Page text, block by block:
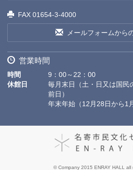
FAX 01654-3-4000
メールフォームから
営業時間
時間
9：00～22：00
休館日
毎月末日（土・日又は国民
前日）
年末年始（12月28日から1
© Company 2015 ENRAY HALL all